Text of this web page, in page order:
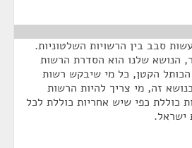
סבב בין הרשויות השלטוניות.
הנושא שלנו הוא הסדרת הרשות
הקטן, כל מי שיבקש רשות
זה, מי צריך להיות הרשות
כוללת כפי שיש אחריות כוללת לכל
ישראל.